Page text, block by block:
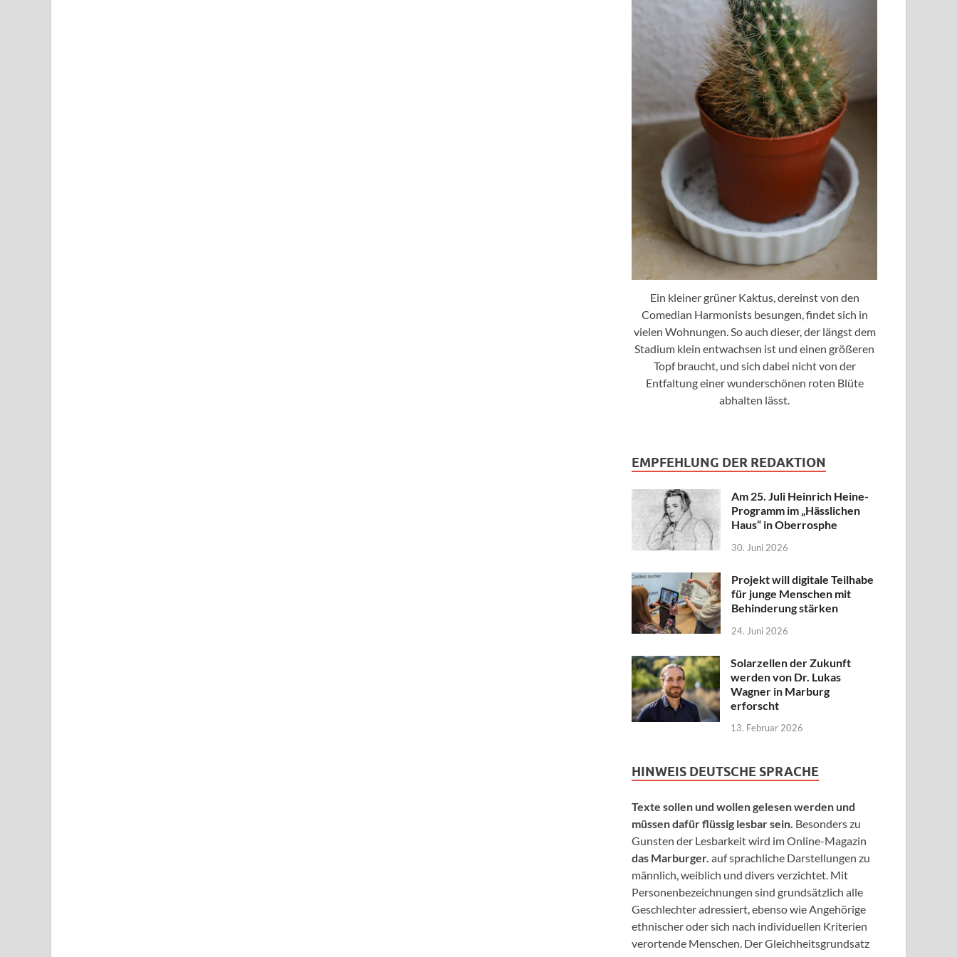
Ein kleiner grüner Kaktus, dereinst von den
Comedian Harmonists besungen, findet sich in
vielen Wohnungen. So auch dieser, der längst dem
Stadium klein entwachsen ist und einen größeren
Topf braucht, und sich dabei nicht von der
Entfaltung einer wunderschönen roten Blüte
abhalten lässt.
EMPFEHLUNG DER REDAKTION
Am 25. Juli Heinrich Heine-
Programm im „Hässlichen
Haus“ in Oberrosphe
30. Juni 2026
Projekt will digitale Teilhabe
für junge Menschen mit
Behinderung stärken
24. Juni 2026
Solarzellen der Zukunft
werden von Dr. Lukas
Wagner in Marburg
erforscht
13. Februar 2026
HINWEIS DEUTSCHE SPRACHE
Texte sollen und wollen gelesen werden und
müssen dafür flüssig lesbar sein. Besonders zu
Gunsten der Lesbarkeit wird im Online-Magazin
das Marburger. auf sprachliche Darstellungen zu
männlich, weiblich und divers verzichtet. Mit
Personenbezeichnungen sind grundsätzlich alle
Geschlechter adressiert, ebenso wie Angehörige
ethnischer oder sich nach individuellen Kriterien
verortende Menschen. Der Gleichheitsgrundsatz